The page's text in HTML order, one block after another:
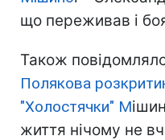
що переживав і
Також
Полякова
"Холостячки" М
життя нічому не